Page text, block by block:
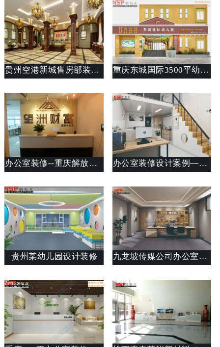
贵州空港新城售房部装修设计案例_办公楼装修效果图_重庆斯戴特工装公司 重庆东城国际3500平幼儿园装修案例_学校设计思路说明_斯戴特公装公司
办公室装修--重庆解放碑望州财富办公室装修 办公室装修设计案例——九龙金悦府办公室设计装修
贵州某幼儿园设计装修 九龙坡传媒公司办公室装修案例设计说明